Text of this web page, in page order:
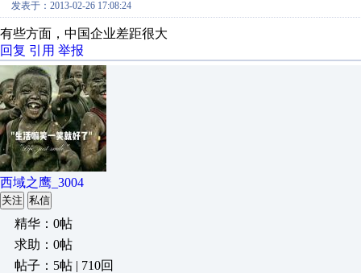
发表于：2013-02-26 17:08:24
有些方面，中国企业差距很大
回复 引用 举报
西域之鹰_3004
关注 私信
精华：0帖
求助：0帖
帖子：5帖 | 710回